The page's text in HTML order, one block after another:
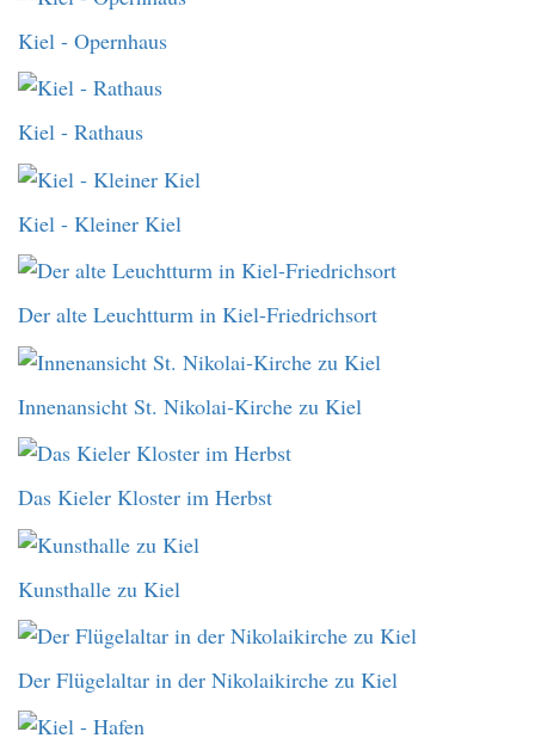
Kiel - Opernhaus
Kiel - Rathaus
Kiel - Kleiner Kiel
Der alte Leuchtturm in Kiel-Friedrichsort
Innenansicht St. Nikolai-Kirche zu Kiel
Das Kieler Kloster im Herbst
Kunsthalle zu Kiel
Der Flügelaltar in der Nikolaikirche zu Kiel